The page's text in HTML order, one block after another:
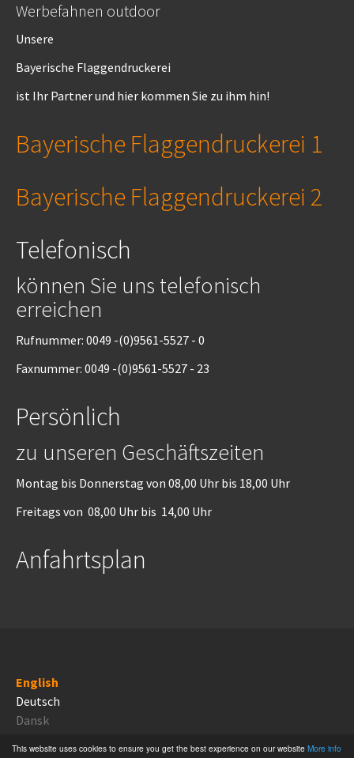
This website uses cookies to ensure you get the best experience on our website More info
Werbefahnen outdoor
Unsere
Bayerische Flaggendruckerei
ist Ihr Partner und hier kommen Sie zu ihm hin!
Bayerische Flaggendruckerei 1
Bayerische Flaggendruckerei 2
Telefonisch
können Sie uns telefonisch
erreichen
Rufnummer: 0049 -(0)9561-5527 - 0
Faxnummer: 0049 -(0)9561-5527 - 23
Persönlich
zu unseren Geschäftszeiten
Montag bis Donnerstag von 08,00 Uhr bis 18,00 Uhr
Freitags von 08,00 Uhr bis 14,00 Uhr
Anfahrtsplan
English
Deutsch
Dansk
Proudly powered byTYPO3 CMS